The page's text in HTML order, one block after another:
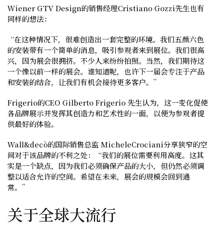
Wiener GTV Design的销售经理Cristiano Gozzi先生也有
同样的想法：
“在这种情况下，很难创造出一套完整的环境。我们五颜六色
的安装带有一个简单的消息，吸引参观者来到展位。我们很高
兴，因为展会很拥挤。不少人来纷纷拍照。当然，我们期待这
一个像以前一样的展会。谁知道呢，也许下一届会专注于产品
和安装的结合，让我们有机会接待更多客户。”
Frigerio的CEO Gilberto Frigerio 先生认为，这一变化促使
各品牌展示并发挥其创造力和艺术性的一面，以便为参观者提
供最好的体验。
Wall&decò的国际销售总监 MicheleCrociani分享狭窄的空
间对于该品牌的不利之处：“我们的展位需要利用高度。这其
实是一个缺点，因为我们必须确保产品的大小，但仍然必须调
整以适合允许的空间。希望在未来，展会的规模会回到通
常。”
关于全球大流行